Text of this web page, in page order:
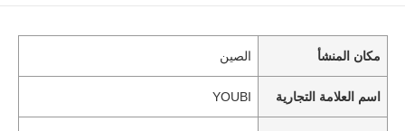
مكان المنشأ الصين
اسم العلامة التجارية YOUBI